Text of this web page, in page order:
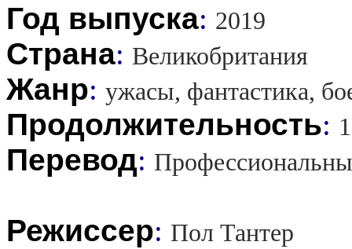
Год выпуска: 2019
Страна: Великобритания
Жанр: ужасы, фантастика,
Продолжительность:
Перевод:
Режиссер: Пол Тантер